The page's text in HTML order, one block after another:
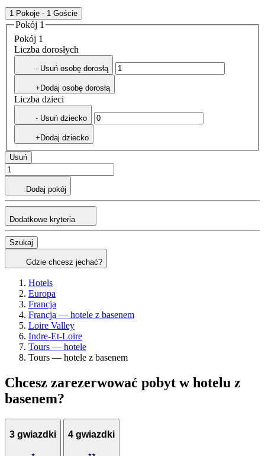
1 Pokoje - 1 Goście
Pokój 1
Pokój 1
Liczba dorosłych
- Usuń osobę dorosłą
+Dodaj osobę dorosłą
Liczba dzieci
- Usuń dziecko
+Dodaj dziecko
Usuń
Dodaj pokój
Dodatkowe kryteria
Szukaj
Gdzie chcesz jechać?
Hotels
Europa
Francja
Francja — hotele z basenem
Loire Valley
Indre-Et-Loire
Tours — hotele
Tours — hotele z basenem
Chcesz zarezerwować pobyt w hotelu z
basenem?
3 gwiazdki 4 gwiazdki